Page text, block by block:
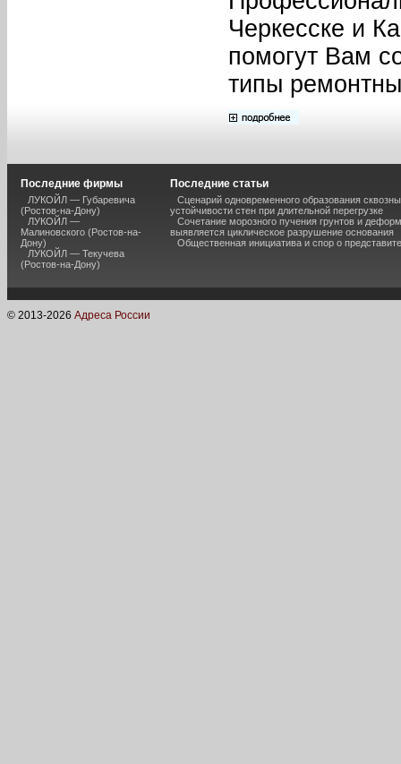
Черкесске и
помогут Вам
типы
Последние фирмы
ЛУКОЙЛ — Губаревича
(Ростов-на-Дону)
ЛУКОЙЛ —
Малиновского (Ростов-на-
Дону)
ЛУКОЙЛ — Текучева
(Ростов-на-Дону)
Последние статьи
Сценарий одновременного образования
устойчивости стен при длительной перегрузке
Сочетание морозного пучения грунтов и
выявляется циклическое разрушение основания
Общественная инициатива и спор о
© 2013-2026 Адреса России